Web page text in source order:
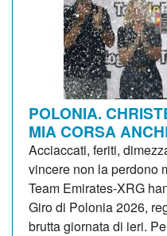
POLONIA.
MIA CORSA
Acciaccati, feriti,
vincere non la perdono
Team Emirates-XRG
Giro di Polonia 2026,
brutta giornata di ieri.